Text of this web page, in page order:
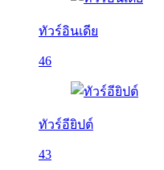
ทัวร์อินเดีย
46
ทัวร์อียิปต์
43